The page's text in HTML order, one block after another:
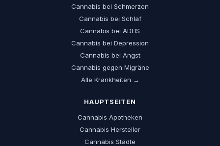
Cannabis bei Schmerzen
Cannabis bei Schlaf
Cannabis bei ADHS
Cannabis bei Depression
Cannabis bei Angst
Cannabis gegen Migräne
Alle Krankheiten →
HAUPTSEITEN
Cannabis Apotheken
Cannabis Hersteller
Cannabis Städte